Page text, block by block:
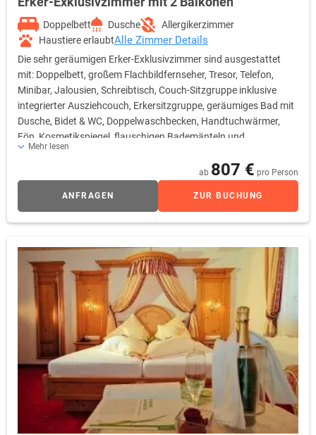
Doppelbett Dusche
Allergikerzimmer
Haustiere erlaubtAlle Zimmer Details
Die sehr geräumigen Erker-Exklusivzimmer sind ausgestattet
mit: Doppelbett, großem Flachbildfernseher, Tresor, Telefon,
Minibar, Jalousien, Schreibtisch, Couch-Sitzgruppe inklusive
integrierter Ausziehcouch, Erkersitzgruppe, geräumiges Bad mit
Dusche, Bidet & WC, Doppelwaschbecken, Handtuchwärmer,
Fön, Kosmetikspiegel, flauschigen Bademänteln und
Saunatüchern. Die Erkerzimmer haben 2 Balkone mit herrlichem
Berg-Panoramablick auf die umliegende Bergwelt. Die Zimmer
haben Laminatboden. Alle Zimmerpreise sind inklusive
Frühstücksbuffet, freier Nutzung des Wellnessbereiches, freie
Nutzung des neuen, exklusiven Cabrio-Hallenbades,
Mehr lesen
ab 807 € pro Person
ANFRAGEN ZUR BUCHUNG